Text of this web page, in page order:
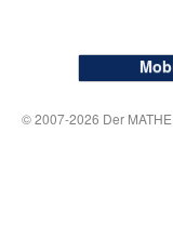
© 2007-2026 Der